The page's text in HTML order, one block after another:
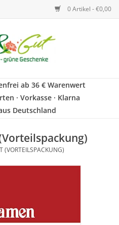
0 Artikel - €0,00
ab 36 € Warenwert
· Vorkasse · Klarna
Deutschland
(VORTEILSPACKUNG)